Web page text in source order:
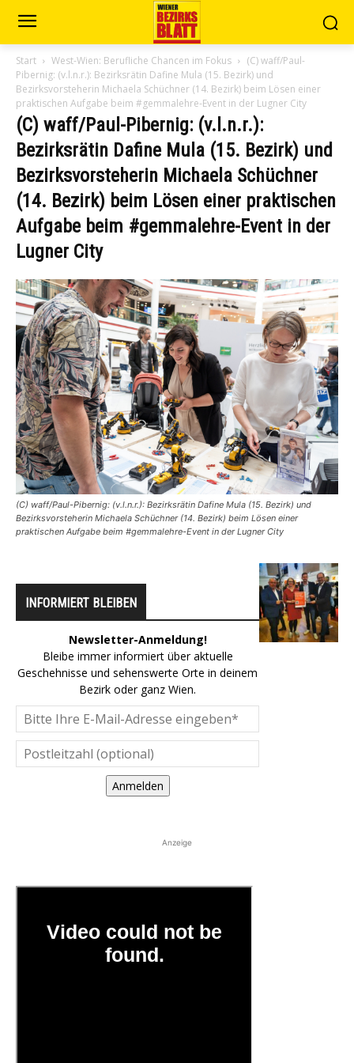
Start West-Wien: Berufliche Chancen im Fokus
(C) waff/Paul-
Pibernig: (v.l.n.r.): Bezirksrätin Dafine Mula (15. Bezirk) und
Bezirksvorsteherin Michaela Schüchner (14. Bezirk) beim Lösen einer
praktischen Aufgabe beim #gemmalehre-Event in der Lugner City
(C) waff/Paul-Pibernig: (v.l.n.r.):
Bezirksrätin Dafine Mula (15. Bezirk) und
Bezirksvorsteherin Michaela Schüchner
(14. Bezirk) beim Lösen einer praktischen
Aufgabe beim #gemmalehre-Event in der
Lugner City
(C) waff/Paul-Pibernig: (v.l.n.r.): Bezirksrätin Dafine Mula (15. Bezirk) und
Bezirksvorsteherin Michaela Schüchner (14. Bezirk) beim Lösen einer
praktischen Aufgabe beim #gemmalehre-Event in der Lugner City
INFORMIERT BLEIBEN
Newsletter-Anmeldung!
Bleibe immer informiert über aktuelle
Geschehnisse und sehenswerte Orte in deinem
Bezirk oder ganz Wien.
Anmelden
Anzeige